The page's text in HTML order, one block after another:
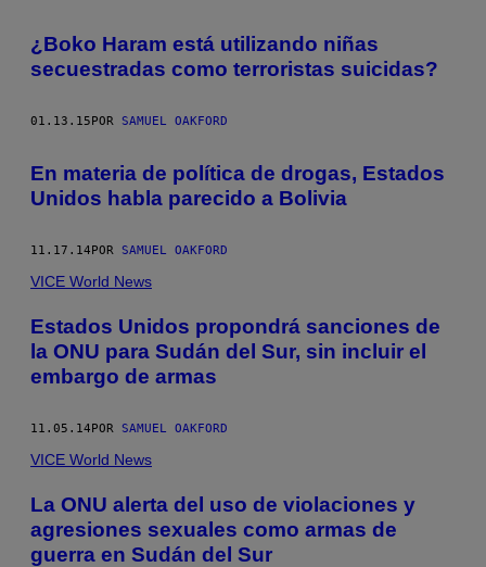
¿Boko Haram está utilizando niñas
secuestradas como terroristas suicidas?
01.13.15POR SAMUEL OAKFORD
En materia de política de drogas, Estados
Unidos habla parecido a Bolivia
11.17.14POR SAMUEL OAKFORD
VICE World News
Estados Unidos propondrá sanciones de
la ONU para Sudán del Sur, sin incluir el
embargo de armas
11.05.14POR SAMUEL OAKFORD
VICE World News
La ONU alerta del uso de violaciones y
agresiones sexuales como armas de
guerra en Sudán del Sur